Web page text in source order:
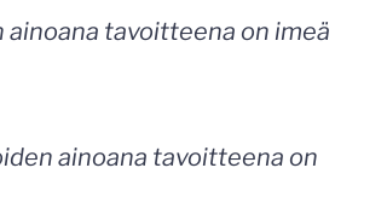
tavoitteena on imeä
ainoana tavoitteena on